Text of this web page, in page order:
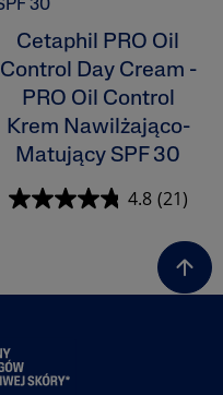
Cetaphil PRO Oil
Control Day Cream -
PRO Oil Control
Krem Nawilżająco-
Matujący SPF 30
4.8 (21)